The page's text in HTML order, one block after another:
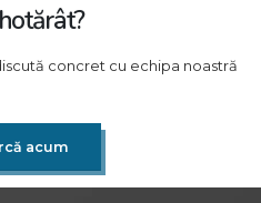
concret cu echipa noastră
acum